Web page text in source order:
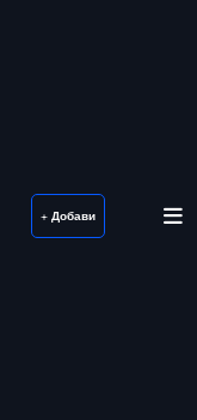
+ Добави